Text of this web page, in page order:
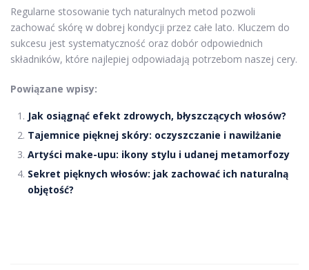
Regularne stosowanie tych naturalnych metod pozwoli
zachować skórę w dobrej kondycji przez całe lato. Kluczem do
sukcesu jest systematyczność oraz dobór odpowiednich
składników, które najlepiej odpowiadają potrzebom naszej cery.
Powiązane wpisy:
Jak osiągnąć efekt zdrowych, błyszczących włosów?
Tajemnice pięknej skóry: oczyszczanie i nawilżanie
Artyści make-upu: ikony stylu i udanej metamorfozy
Sekret pięknych włosów: jak zachować ich naturalną
objętość?